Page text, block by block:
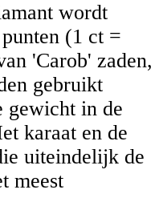
wordt
(1 ct =
'Carob' zaden,
gebruikt
gewicht in de
karaat en de
uiteindelijk de
meest